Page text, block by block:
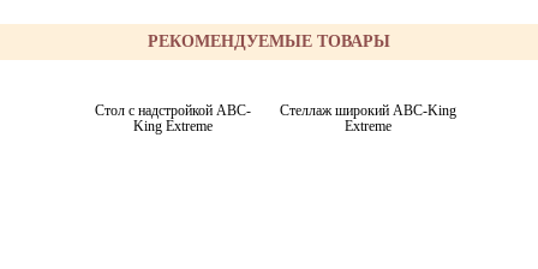
РЕКОМЕНДУЕМЫЕ ТОВАРЫ
Стол с надстройкой ABC-
King Extreme
Стеллаж широкий ABC-King
Extreme